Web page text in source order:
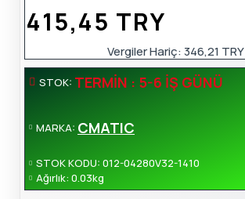
STOK: TERMIN : 5-6 İŞ GÜNÜ
MARKA: CMATIC
STOK KODU: 012-04280V32-1410
Ağırlık: 0.03kg
415,45 TRY
Vergiler Hariç:346,21 TRY